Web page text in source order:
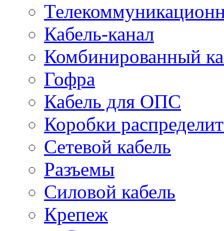
Кабель-канал
Комбинированный
Гофра
Кабель для ОПС
Коробки
Сетевой кабель
Разъемы
Силовой кабель
Крепеж